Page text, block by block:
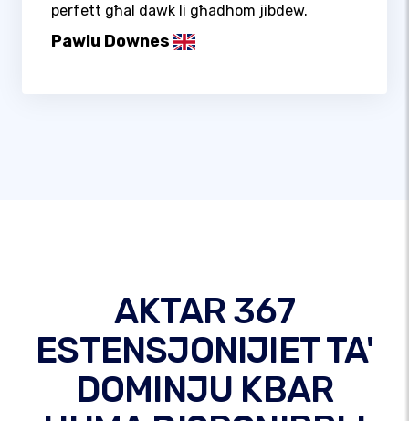
perfett għal dawk li għadhom jibdew.
Pawlu Downes
AKTAR 367
ESTENSJONIJIET TA'
DOMINJU KBAR